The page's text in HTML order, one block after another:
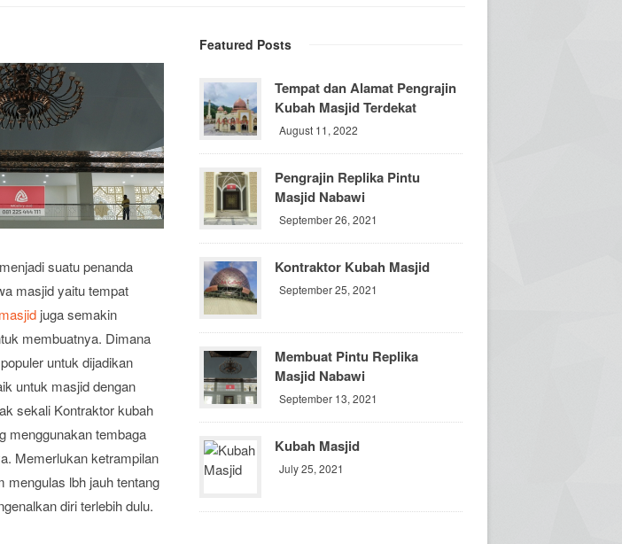
suatu penanda
masjid yaitu tempat
juga semakin
membuatnya. Dimana
untuk dijadikan
untuk masjid dengan
sekali Kontraktor kubah
menggunakan tembaga
Memerlukan ketrampilan
mengulas lbh jauh tentang
diri terlebih dulu.
Featured Posts
Tempat dan Alamat Pengrajin
Kubah Masjid Terdekat
August 11, 2022
Pengrajin Replika Pintu
Masjid Nabawi
September 26, 2021
Kontraktor Kubah Masjid
September 25, 2021
Membuat Pintu Replika
Masjid Nabawi
September 13, 2021
Kubah Masjid
July 25, 2021